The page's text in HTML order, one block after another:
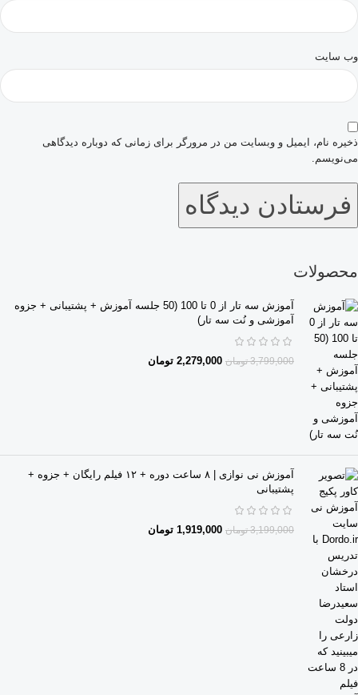
وب‌ سایت
ذخیره نام، ایمیل و وبسایت من در مرورگر برای زمانی که دوباره دیدگاهی
می‌نویسم.
محصولات
آموزش سه تار از 0 تا 100 (50 جلسه آموزش + پشتیبانی + جزوه
آموزشی و نُت سه تار)
3,799,000 تومان 2,279,000 تومان
آموزش نی نوازی | ۸ ساعت دوره + ۱۲ فیلم رایگان + جزوه +
پشتیبانی
3,199,000 تومان 1,919,000 تومان